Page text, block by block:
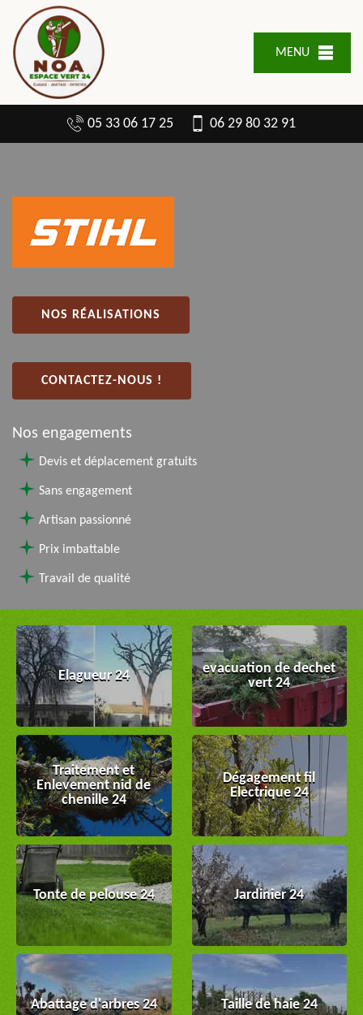
MENU
05 33 06 17 25 06 29 80 32 91
NOS RÉALISATIONS
CONTACTEZ-NOUS !
Nos engagements
Devis et déplacement gratuits
Sans engagement
Artisan passionné
Prix imbattable
Travail de qualité
Elagueur 24
evacuation de dechet
vert 24
Traitement et
Enlevement nid de
chenille 24
Dégagement fil
Electrique 24
Tonte de pelouse 24 Jardinier 24
Abattage d'arbres 24 Taille de haie 24